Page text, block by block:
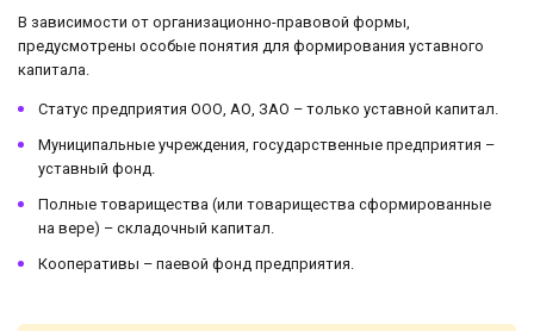
В зависимости от организационно-правовой формы,
предусмотрены особые понятия для формирования уставного
капитала.
Статус предприятия ООО, АО, ЗАО – только уставной капитал.
Муниципальные учреждения, государственные предприятия –
уставный фонд.
Полные товарищества (или товарищества сформированные
на вере) – складочный капитал.
Кооперативы – паевой фонд предприятия.